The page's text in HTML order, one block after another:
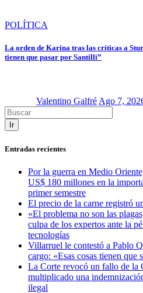
POLÍTICA
La orden de Karina tras las críticas a
tienen que pasar por Santilli”
Valentino GalfréAgo 7,
Ir
Entradas recientes
Por la guerra en Medio
US$ 180 millones en la
primer semestre
El precio de la carne registró
«El problema no son las
culpa de los expertos ante la
tecnologías
Villarruel le contestó a Pablo
cargo: «Esas cosas tienen que
La Corte revocó un fallo de la
multiplicado una
ilegal